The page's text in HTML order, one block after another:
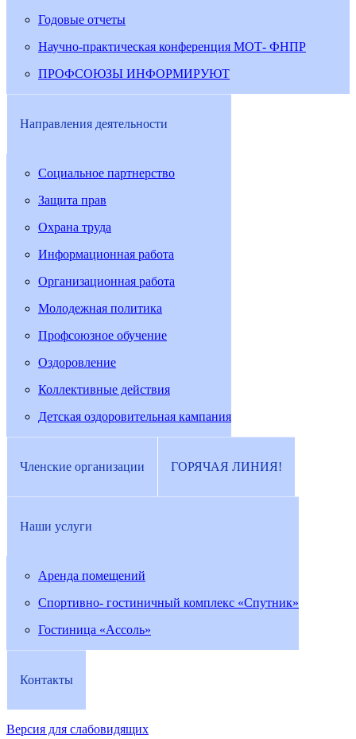
Годовые отчеты
Научно-практическая конференция МОТ- ФНПР
ПРОФСОЮЗЫ ИНФОРМИРУЮТ
Направления деятельности
Социальное партнерство
Защита прав
Охрана труда
Информационная работа
Организационная работа
Молодежная политика
Профсоюзное обучение
Оздоровление
Коллективные действия
Детская оздоровительная кампания
Членские организации ГОРЯЧАЯ ЛИНИЯ!
Наши услуги
Аренда помещений
Спортивно- гостиничный комплекс «Спутник»
Гостиница «Ассоль»
Контакты
Версия для слабовидящих